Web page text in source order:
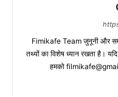
Fimikafe Team जुनूनी और
तथ्‍यों का विशेष ध्‍यान रखता है।
हमको